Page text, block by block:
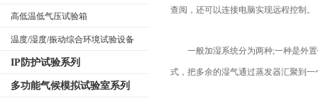
高低温低气压试验箱
温度/湿度/振动综合环境试验设备
IP防护试验系列
多功能气候模拟试验室系列
查阅，还可以连接电脑实现远程控制。
一般加湿系统分为两种;一种是外
式，把多余的湿气通过蒸发器汇聚到